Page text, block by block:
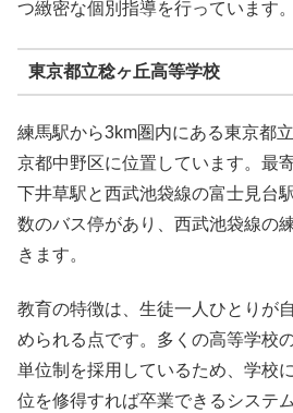
つ緻密な個別指導を行っています。
東京都立稔ヶ丘高等学校
練馬駅から3km圏内にある東京都
京都中野区に位置しています。最
下井草駅と西武池袋線の富士見台
数のバス停があり、西武池袋線の
きます。
教育の特徴は、生徒一人ひとりが
められる点です。多くの高等学校
単位制を採用しているため、学校
位を修得すれば卒業できるシステ